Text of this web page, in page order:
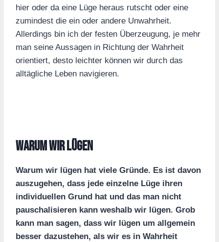
hier oder da eine Lüge heraus rutscht oder eine
zumindest die ein oder andere Unwahrheit.
Allerdings bin ich der festen Überzeugung, je mehr
man seine Aussagen in Richtung der Wahrheit
orientiert, desto leichter können wir durch das
alltägliche Leben navigieren.
Warum wir lügen
Warum wir lügen hat viele Gründe. Es ist davon
auszugehen, dass jede einzelne Lüge ihren
individuellen Grund hat und das man nicht
pauschalisieren kann weshalb wir lügen. Grob
kann man sagen, dass wir lügen um allgemein
besser dazustehen, als wir es in Wahrheit